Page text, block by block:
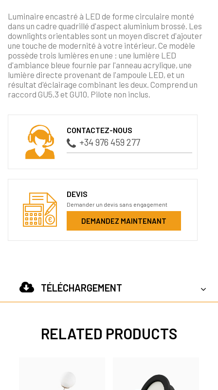
Luminaire encastré à LED de forme circulaire monté
dans un cadre quadrillé d'aspect aluminium brossé. Les
downlights orientables sont un moyen discret d'ajouter
une touche de modernité à votre intérieur. Ce modèle
possède trois lumières en une : une lumière LED
d'ambiance bleue fournie par l'anneau acrylique, une
lumière directe provenant de l'ampoule LED, et un
résultat d'éclairage combinant les deux. Comprend un
raccord GU5.3 et GU10. Pilote non inclus.
CONTACTEZ-NOUS
+34 976 459 277
DEVIS
Demander un devis sans engagement
DEMANDEZ MAINTENANT
TÉLÉCHARGEMENT
RELATED PRODUCTS